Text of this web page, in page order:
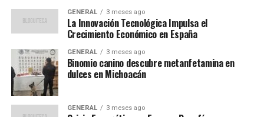
con Spain AI:
“La inteligencia artificial
está presente en nuestro
día a día como usuarios y
también en el de las
GENERAL 3 meses ago
La Innovación Tecnológica Impulsa el
Crecimiento Económico en España
GENERAL 3 meses ago
Binomio canino descubre metanfetamina en
dulces en Michoacán
GENERAL 3 meses ago